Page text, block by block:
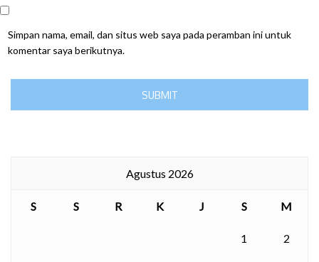
Simpan nama, email, dan situs web saya pada peramban ini untuk
komentar saya berikutnya.
Agustus 2026
S S R K J S M
1 2